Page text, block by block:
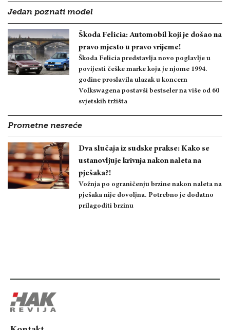
Jedan poznati model
Škoda Felicia: Automobil koji je došao na
pravo mjesto u pravo vrijeme!
Škoda Felicia predstavlja novo poglavlje u
povijesti češke marke koja je njome 1994.
godine proslavila ulazak u koncern
Volkswagena postavši bestseler na više od 60
svjetskih tržišta
Prometne nesreće
Dva slučaja iz sudske prakse: Kako se
ustanovljuje krivnja nakon naleta na
pješaka?!
Vožnja po ograničenju brzine nakon naleta na
pješaka nije dovoljna. Potrebno je dodatno
prilagoditi brzinu